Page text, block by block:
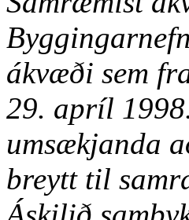
ákvæði sem
29. apríl
umsækjanda
breytt til